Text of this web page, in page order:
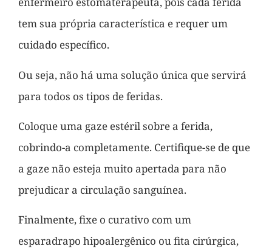
tem sua própria característica e requer um
cuidado específico.
Ou seja, não há uma solução única que servirá
para todos os tipos de feridas.
Coloque uma gaze estéril sobre a ferida,
cobrindo-a completamente. Certifique-se de que
a gaze não esteja muito apertada para não
prejudicar a circulação sanguínea.
Finalmente, fixe o curativo com um
esparadrapo hipoalergênico ou fita cirúrgica,